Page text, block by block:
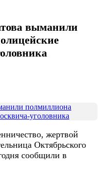
выманили
жертвой
Октябрьского
сообщили в